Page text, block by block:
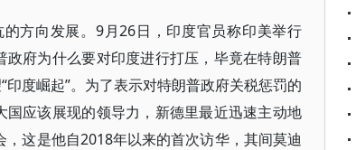
方向发展。9月26日，印度官员称印美举行
政府为什么要对印度进行打压，毕竟在特朗普
度崛起”。为了表示对特朗普政府关税惩罚的
应该展现的领导力，新德里最近迅速主动地
这是他自2018年以来的首次访华，其间莫迪